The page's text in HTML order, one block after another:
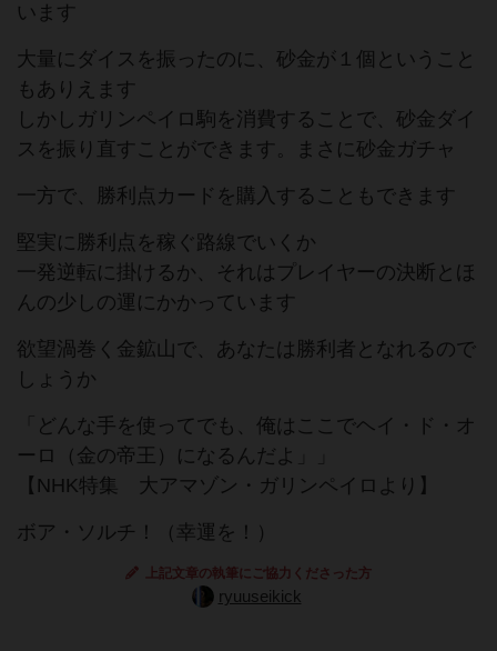
います
大量にダイスを振ったのに、砂金が１個ということ
もありえます
しかしガリンペイロ駒を消費することで、砂金ダイ
スを振り直すことができます。まさに砂金ガチャ
一方で、勝利点カードを購入することもできます
堅実に勝利点を稼ぐ路線でいくか
一発逆転に掛けるか、それはプレイヤーの決断とほ
んの少しの運にかかっています
欲望渦巻く金鉱山で、あなたは勝利者となれるので
しょうか
「どんな手を使ってでも、俺はここでヘイ・ド・オ
ーロ（金の帝王）になるんだよ」」
【NHK特集 大アマゾン・ガリンペイロより】
ボア・ソルチ！（幸運を！）
上記文章の執筆にご協力くださった方
ryuuseikick